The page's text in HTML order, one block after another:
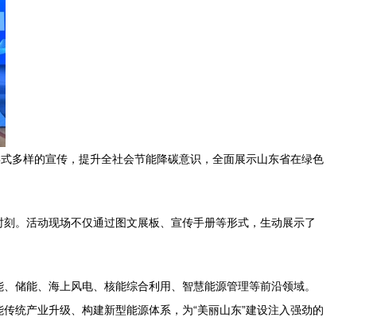
多样的宣传，提升全社会节能降碳意识，全面展示山东省在绿色
。活动现场不仅通过图文展板、宣传手册等形式，生动展示了
储能、海上风电、核能综合利用、智慧能源管理等前沿领域。
统产业升级、构建新型能源体系，为“美丽山东”建设注入强劲的